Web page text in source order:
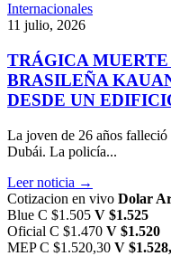
Internacionales
11 julio, 2026
TRÁGICA
BRASILEÑA
DESDE UN
La joven de 26 años falleció
Dubái. La policía...
Leer noticia →
Cotizacion en vivo Dolar
Blue C $1.505 V $1.525
Oficial C $1.470 V $1.520
MEP C $1.520,30 V